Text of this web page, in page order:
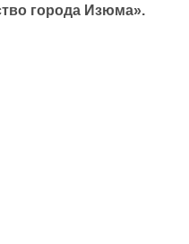
города Изюма».